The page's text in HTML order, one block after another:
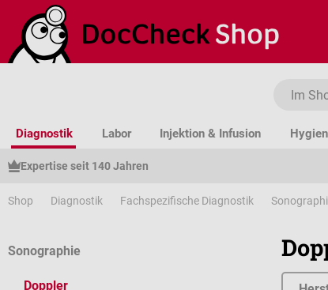
Hauptinhalt springen
Zur Suche springen
Zur Hauptnavigation springen
Diagnostik Labor Injektion & Infusion
Expertise seit 140 Jahren
Shop Diagnostik Fachspezifische Diagnostik
Sonographie
Doppler